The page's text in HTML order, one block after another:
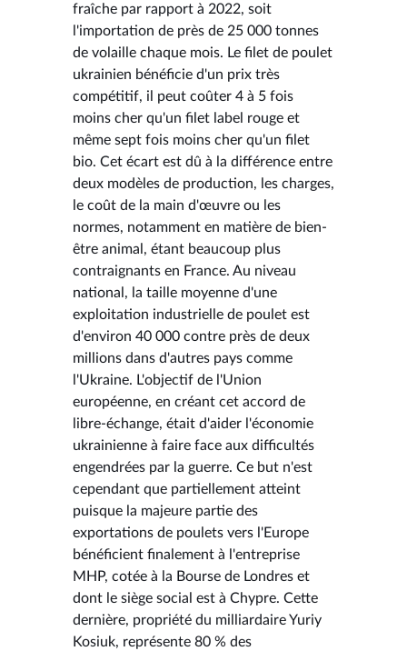
fraîche par rapport à 2022, soit
l'importation de près de 25 000 tonnes
de volaille chaque mois. Le filet de poulet
ukrainien bénéficie d'un prix très
compétitif, il peut coûter 4 à 5 fois
moins cher qu'un filet label rouge et
même sept fois moins cher qu'un filet
bio. Cet écart est dû à la différence entre
deux modèles de production, les charges,
le coût de la main d'œuvre ou les
normes, notamment en matière de bien-
être animal, étant beaucoup plus
contraignants en France. Au niveau
national, la taille moyenne d'une
exploitation industrielle de poulet est
d'environ 40 000 contre près de deux
millions dans d'autres pays comme
l'Ukraine. L'objectif de l'Union
européenne, en créant cet accord de
libre-échange, était d'aider l'économie
ukrainienne à faire face aux difficultés
engendrées par la guerre. Ce but n'est
cependant que partiellement atteint
puisque la majeure partie des
exportations de poulets vers l'Europe
bénéficient finalement à l'entreprise
MHP, cotée à la Bourse de Londres et
dont le siège social est à Chypre. Cette
dernière, propriété du milliardaire Yuriy
Kosiuk, représente 80 % des